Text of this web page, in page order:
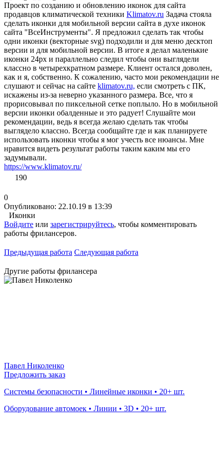
Проект по созданию и обновлению иконок для сайта
продавцов климатической техники Klimatov.ru Задача стояла
сделать иконки для мобильной версии сайта в духе иконок
сайта "ВсеИнструменты". Я предложил сделать так чтобы
одни иконки (векторные svg) подходили и для меню десктоп
версии и для мобильной версии. В итоге я делал маленькие
иконки 24рх и параллельно следил чтобы они выглядели
классно в четырехкратном размере. Клиент остался доволен,
как и я, собственно. К сожалению, часто мои рекомендации не
слушают и сейчас на сайте klimatov.ru, если смотреть с ПК,
искажены из-за неверно указанного размера. Все, что я
прорисовывал по пиксельной сетке поплыло. Но в мобильной
версии иконки обалденные и это радует! Слушайте мои
рекомендации, ведь я всегда желаю сделать так чтобы
выглядело классно. Всегда сообщайте где и как планируете
использовать иконки чтобы я мог учесть все нюансы. Мне
нравится видеть результат работы таким каким мы его
задумывали.
https://www.klimatov.ru/
190
0
Опубликовано: 22.10.19 в 13:39
Иконки
Войдите или зарегистрируйтесь, чтобы комментировать
работы фрилансеров.
Предыдущая работа Следующая работа
Другие работы фрилансера
Павел Николенко
Предложить заказ
Системы безопасности • Линейные иконки • 20+ шт.
Оборудование автомоек • Линии • 3D • 20+ шт.